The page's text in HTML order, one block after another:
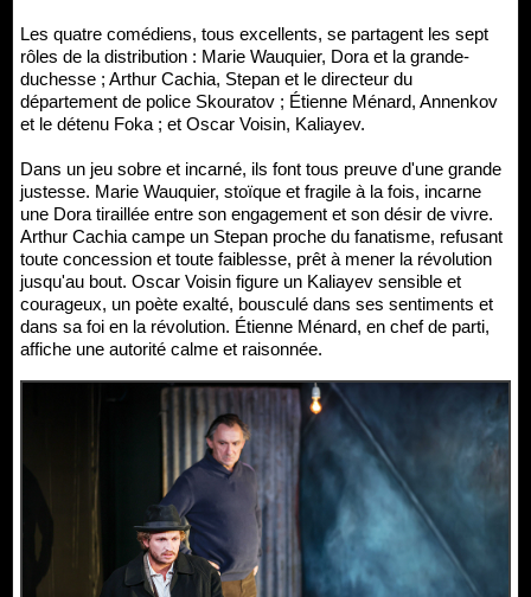
Les quatre comédiens, tous excellents, se partagent les sept
rôles de la distribution : Marie Wauquier, Dora et la grande-
duchesse ; Arthur Cachia, Stepan et le directeur du
département de police Skouratov ; Étienne Ménard, Annenkov
et le détenu Foka ; et Oscar Voisin, Kaliayev.
Dans un jeu sobre et incarné, ils font tous preuve d'une grande
justesse. Marie Wauquier, stoïque et fragile à la fois, incarne
une Dora tiraillée entre son engagement et son désir de vivre.
Arthur Cachia campe un Stepan proche du fanatisme, refusant
toute concession et toute faiblesse, prêt à mener la révolution
jusqu'au bout. Oscar Voisin figure un Kaliayev sensible et
courageux, un poète exalté, bousculé dans ses sentiments et
dans sa foi en la révolution. Étienne Ménard, en chef de parti,
affiche une autorité calme et raisonnée.